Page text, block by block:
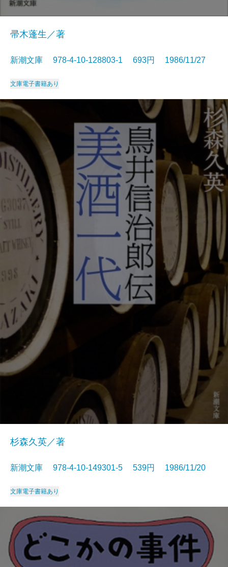
帚木蓬生／著
新潮文庫 978-4-10-128803-1 693円 1986/11/27
文庫電子書籍あり
杉森久英／著
新潮文庫 978-4-10-149301-5 539円 1986/11/20
文庫電子書籍あり